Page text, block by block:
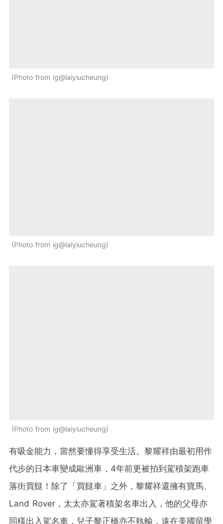
Photo from ig@laiyiucheung
Photo from ig@laiyiucheung
Photo from ig@laiyiucheung
有吸金能力，當然要懂得享受生活。黎耀祥由最初用作
代步的日本車變成歐洲車，4年前更被拍到駕積架跑車
落街買餸！除了「買餸車」之外，黎耀祥還擁有寶馬、
Land Rover，太太亦駕著積架名車出入，他的父母亦
同樣出入駕名車，兒子黎正橋亦不執輸，遠在美國留學